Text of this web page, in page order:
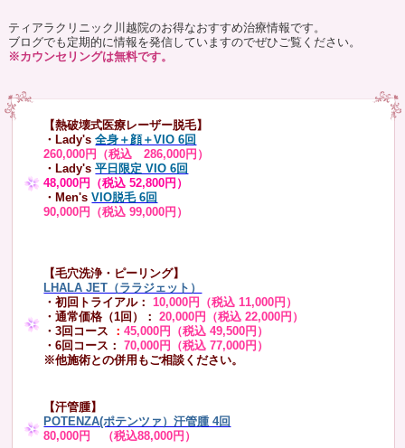
ティアラクリニック川越院のお得なおすすめ治療情報です。
ブログでも定期的に情報を発信していますのでぜひご覧ください。
※カウンセリングは無料です。
【熱破壊式医療レーザー脱毛】
・Lady's 全身＋顔＋VIO 6回
260,000円（税込 286,000円）
・Lady's平日限定 VIO 6回
48,000円（税込 52,800円）
・Men's VIO脱毛 6回
90,000円（税込 99,000円）
【毛穴洗浄・ピーリング】
LHALA JET（ララジェット）
・初回トライアル：10,000円（税込 11,000円）
・通常価格（1回）：
20,000円（税込 22,000円）
・3回コース ：45,000円（税込 49,500円）
・6回コース：
70,000円（税込 77,000円）
※他施術との併用もご相談ください。
【汗管腫】
POTENZA(ポテンツァ）汗管腫 4回
80,000円 （税込88,000円）